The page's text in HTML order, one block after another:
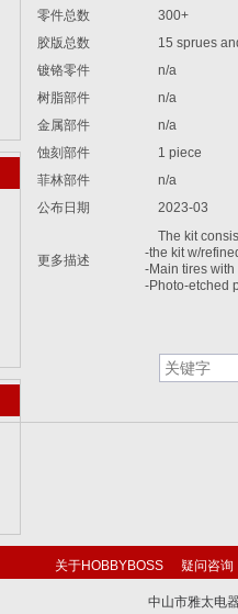
零件总数
300+
胶版总数
15 sprues
镀铬零件
n/a
树脂部件
n/a
金属部件
n/a
蚀刻部件
1 piece
菲林部件
n/a
公布日期
2023-03
更多描述
The kit
-the kit w/
-Main tires
-Photo-etched
关于HOBBYBOSS 疑问咨询
中山市雅太电